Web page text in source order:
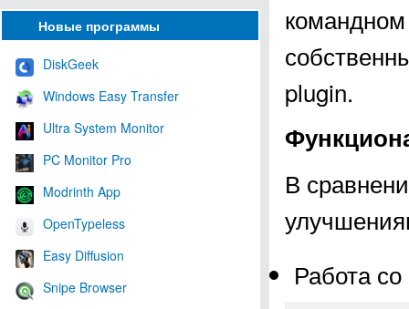
Новые программы
DiskGeek
Windows Easy Transfer
Ultra System Monitor
PC Monitor Pro
Modrinth App
OpenTypeless
Easy Diffusion
Snipe Browser
plugin.
В
Работа